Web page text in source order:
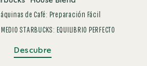
de Café: Preparación Fácil
STARBUCKS: EQUILIBRIO PERFECTO
Descubre